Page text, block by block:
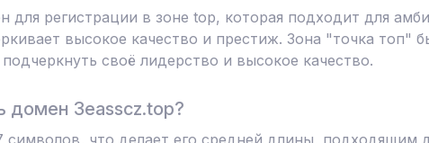
для регистрации в зоне top, которая подходит для
высокое качество и престиж. Зона "точка топ"
своё лидерство и высокое качество.
домен 3easscz.top?
символов, что делает его средней длины, подходящим